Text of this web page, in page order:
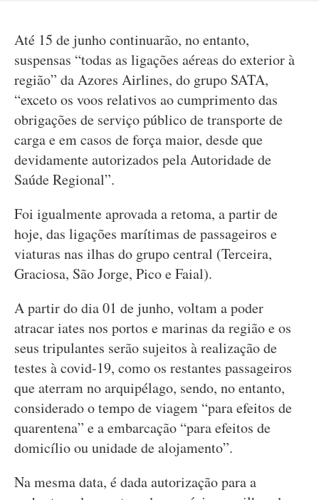
Até 15 de junho continuarão, no entanto,
suspensas “todas as ligações aéreas do exterior à
região” da Azores Airlines, do grupo SATA,
“exceto os voos relativos ao cumprimento das
obrigações de serviço público de transporte de
carga e em casos de força maior, desde que
devidamente autorizados pela Autoridade de
Saúde Regional”.
Foi igualmente aprovada a retoma, a partir de
hoje, das ligações marítimas de passageiros e
viaturas nas ilhas do grupo central (Terceira,
Graciosa, São Jorge, Pico e Faial).
A partir do dia 01 de junho, voltam a poder
atracar iates nos portos e marinas da região e os
seus tripulantes serão sujeitos à realização de
testes à covid-19, como os restantes passageiros
que aterram no arquipélago, sendo, no entanto,
considerado o tempo de viagem “para efeitos de
quarentena” e a embarcação “para efeitos de
domicílio ou unidade de alojamento”.
Na mesma data, é dada autorização para a